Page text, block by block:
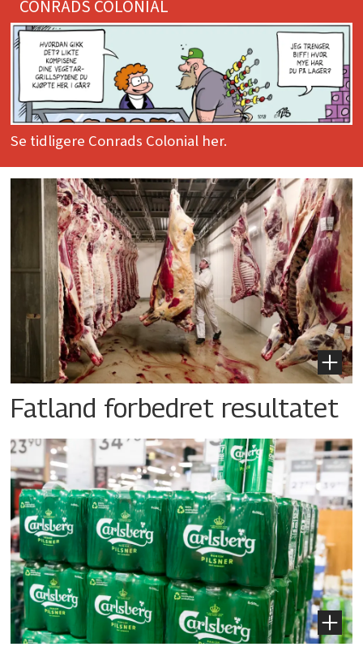
CONRADS COLONIAL
Se tidligere Conrads Colonial her.
Fatland forbedret resultatet